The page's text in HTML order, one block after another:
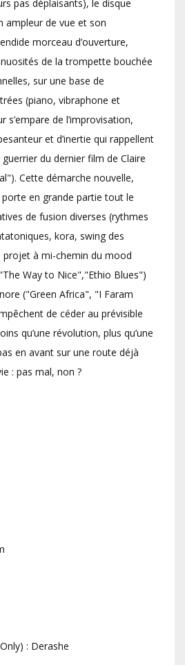
pas déplaisants), le disque
ampleur de vue et son
morceau d’ouverture,
de la trompette bouchée
sur une base de
(piano, vibraphone et
s’empare de l’improvisation,
et d’inertie qui rappellent
du dernier film de Claire
Cette démarche nouvelle,
en grande partie tout le
de fusion diverses (rythmes
kora, swing des
projet à mi-chemin du mood
Way to Nice","Ethio Blues")
("Green Africa", "I Faram
de céder au prévisible
qu’une révolution, plus qu’une
en avant sur une route déjà
: pas mal, non ?
: Derashe